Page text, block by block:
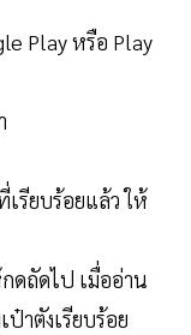
Play หรือ Play
รียบร้อยแล้ว ให้
ดถัดไป เมื่ออ่าน
าตังเรียบร้อย